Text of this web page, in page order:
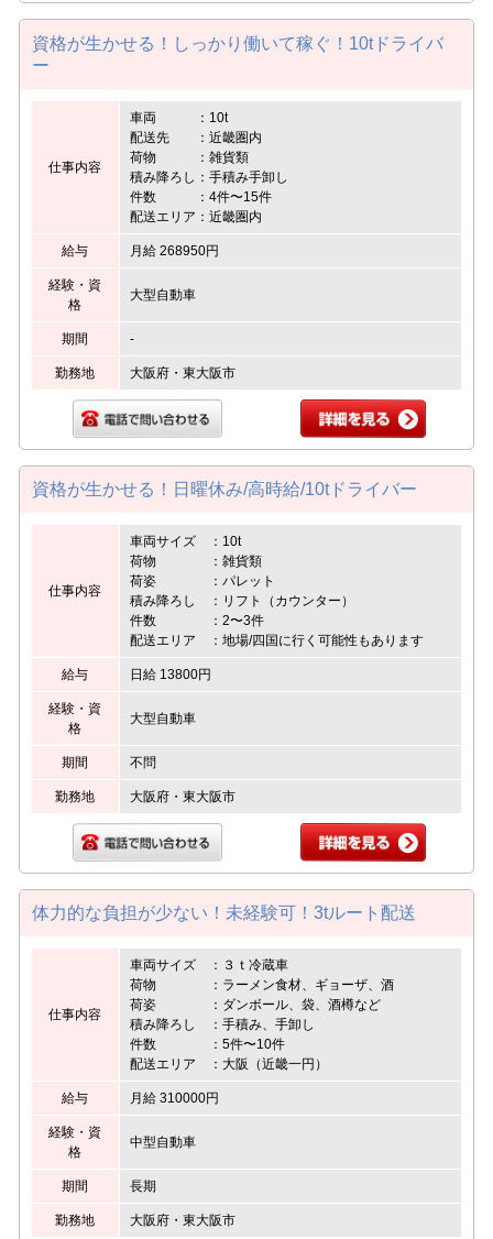
資格が生かせる！しっかり働いて稼ぐ！10tドライバ
ー
仕事内容
車両 ：10t
配送先 ：近畿圏内
荷物 ：雑貨類
積み降ろし：手積み手卸し
件数 ：4件〜15件
配送エリア：近畿圏内
給与 月給 268950円
経験・資
格
大型自動車
期間 -
勤務地 大阪府・東大阪市
資格が生かせる！日曜休み/高時給/10tドライバー
仕事内容
車両サイズ ：10t
荷物 ：雑貨類
荷姿 ：パレット
積み降ろし ：リフト（カウンター）
件数 ：2〜3件
配送エリア ：地場/四国に行く可能性もあります
給与 日給 13800円
経験・資
格
大型自動車
期間 不問
勤務地 大阪府・東大阪市
体力的な負担が少ない！未経験可！3tルート配送
仕事内容
車両サイズ ：３ｔ冷蔵車
荷物 ：ラーメン食材、ギョーザ、酒
荷姿 ：ダンボール、袋、酒樽など
積み降ろし ：手積み、手卸し
件数 ：5件〜10件
配送エリア ：大阪（近畿一円）
給与 月給 310000円
経験・資
格
中型自動車
期間 長期
勤務地 大阪府・東大阪市